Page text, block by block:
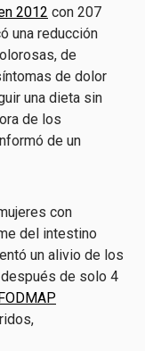
2012 con 207
una reducción
de
de dolor
una dieta sin
de los
de un
con
del intestino
un alivio de los
de solo 4